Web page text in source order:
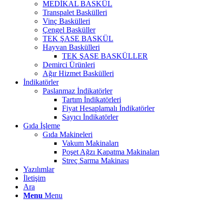
MEDİKAL BASKÜL
Transpalet Baskülleri
Vinç Baskülleri
Çengel Basküller
TEK ŞASE BASKÜL
Hayvan Baskülleri
TEK ŞASE BASKÜLLER
Demirci Ürünleri
Ağır Hizmet Baskülleri
İndikatörler
Paslanmaz İndikatörler
Tartım İndikatörleri
Fiyat Hesaplamalı İndikatörler
Sayıcı İndikatörler
Gıda İşleme
Gıda Makineleri
Vakum Makinaları
Poşet Ağzı Kapatma Makinaları
Streç Sarma Makinası
Yazılımlar
İletişim
Ara
Menu Menu